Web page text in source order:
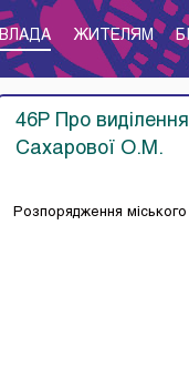
ВЛАДА ЖИТЕЛЯМ
46Р Про
Сахарової О.М.
Розпорядження міського